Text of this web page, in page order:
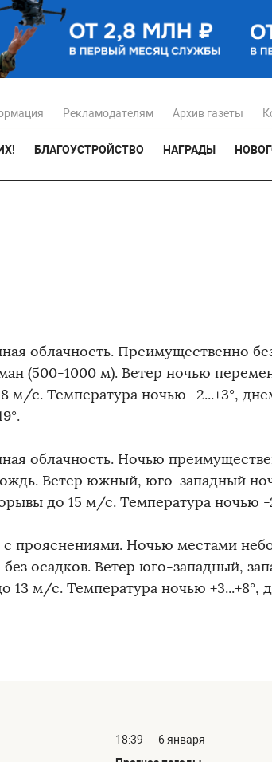
Рекламодателям Архив газеты
БЛАГОУСТРОЙСТВО НАГРАДЫ
облачность. Преимущественно
(500-1000 м). Ветер ночью
с. Температура ночью -2...+3°,
облачность. Ночью
Ветер южный, юго-западный
до 15 м/с. Температура ночью -
с прояснениями. Ночью местами
осадков. Ветер юго-западный,
13 м/с. Температура ночью +3...+8°,
18:39
6 января